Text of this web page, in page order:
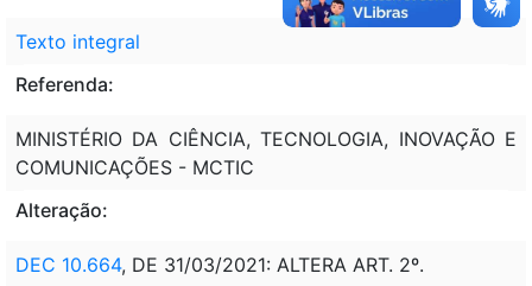
Texto integral
Referenda:
MINISTÉRIO DA CIÊNCIA, TECNOLOGIA, INOVAÇÃO E
COMUNICAÇÕES - MCTIC
Alteração:
DEC 10.664, DE 31/03/2021: ALTERA ART. 2º.